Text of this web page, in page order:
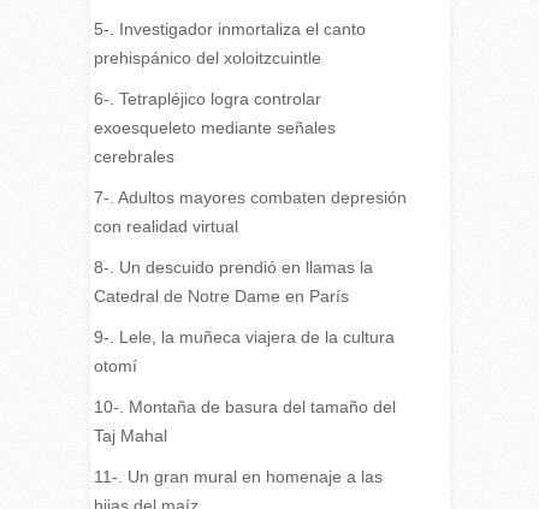
5-. Investigador inmortaliza el canto
prehispánico del xoloitzcuintle
6-. Tetrapléjico logra controlar
exoesqueleto mediante señales
cerebrales
7-. Adultos mayores combaten depresión
con realidad virtual
8-. Un descuido prendió en llamas la
Catedral de Notre Dame en París
9-. Lele, la muñeca viajera de la cultura
otomí
10-. Montaña de basura del tamaño del
Taj Mahal
11-. Un gran mural en homenaje a las